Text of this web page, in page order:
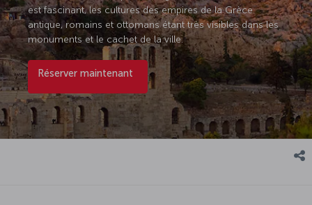
est fascinant, les cultures des empires de la Grèce
antique, romains et ottomans étant très visibles dans les
monuments et le cachet de la ville.
Réserver maintenant